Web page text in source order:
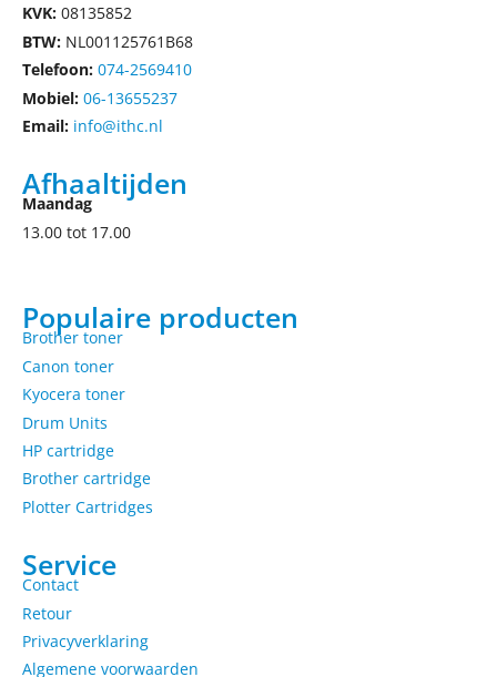
KVK: 08135852
BTW: NL001125761B68
Telefoon: 074-2569410
Mobiel: 06-13655237
Email: info@ithc.nl
Afhaaltijden
Maandag
13.00 tot 17.00
Populaire producten
Brother toner
Canon toner
Kyocera toner
Drum Units
HP cartridge
Brother cartridge
Plotter Cartridges
Service
Contact
Retour
Privacyverklaring
Algemene voorwaarden